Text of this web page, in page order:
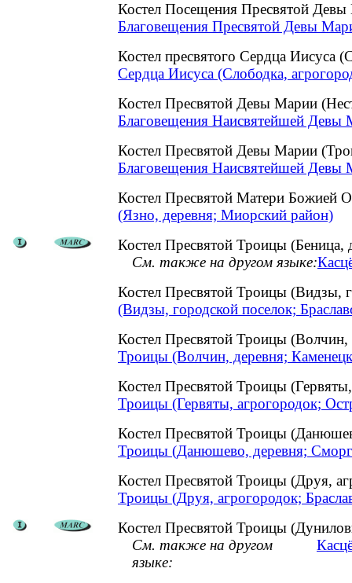
Костел Посещения Пресвятой
Благовещения Пресвятой Девы
Костел пресвятого Сердца Иисуса
Сердца Иисуса (Слободка,
Костел Пресвятой Девы Марии
Благовещения Наисвятейшей Девы
Костел Пресвятой Девы Марии
Благовещения Наисвятейшей Девы
Костел Пресвятой Матери
(Язно, деревня; Миорский район)
Костел Пресвятой Троицы (Беница,
См. также на другом языке:
Костел Пресвятой Троицы (Видзы,
(Видзы, городской поселок;
Костел Пресвятой Троицы
Троицы (Волчин, деревня;
Костел Пресвятой Троицы
Троицы (Гервяты, агрогородок;
Костел Пресвятой Троицы
Троицы (Данюшево, деревня;
Костел Пресвятой Троицы (Друя,
Троицы (Друя, агрогородок;
Костел Пресвятой Троицы
См. также на другом
языке: